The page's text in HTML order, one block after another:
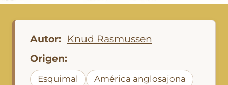
Autor:
Knud Rasmussen
Origen:
Esquimal América anglosajona